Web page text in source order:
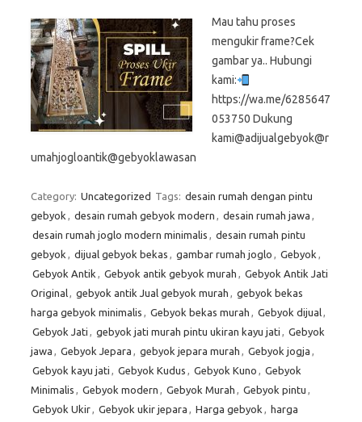
Mau tahu proses
mengukir frame?Cek
gambar ya.. Hubungi
kami:
https://wa.me/6285647
053750 Dukung
kami@adijualgebyok@r
umahjogloantik@gebyoklawasan
Category: Uncategorized Tags: desain rumah dengan pintu
gebyok , desain rumah gebyok modern , desain rumah jawa ,
desain rumah joglo modern minimalis , desain rumah pintu
gebyok , dijual gebyok bekas , gambar rumah joglo , Gebyok ,
Gebyok Antik , Gebyok antik gebyok murah , Gebyok Antik Jati
Original, gebyok antik Jual gebyok murah , gebyok bekas
harga gebyok minimalis , Gebyok bekas murah , Gebyok dijual,
Gebyok Jati , gebyok jati murah pintu ukiran kayu jati , Gebyok
jawa , Gebyok Jepara , gebyok jepara murah , Gebyok jogja ,
Gebyok kayu jati , Gebyok Kudus , Gebyok Kuno , Gebyok
Minimalis , Gebyok modern , Gebyok Murah , Gebyok pintu ,
Gebyok Ukir, Gebyok ukir jepara , Harga gebyok , harga